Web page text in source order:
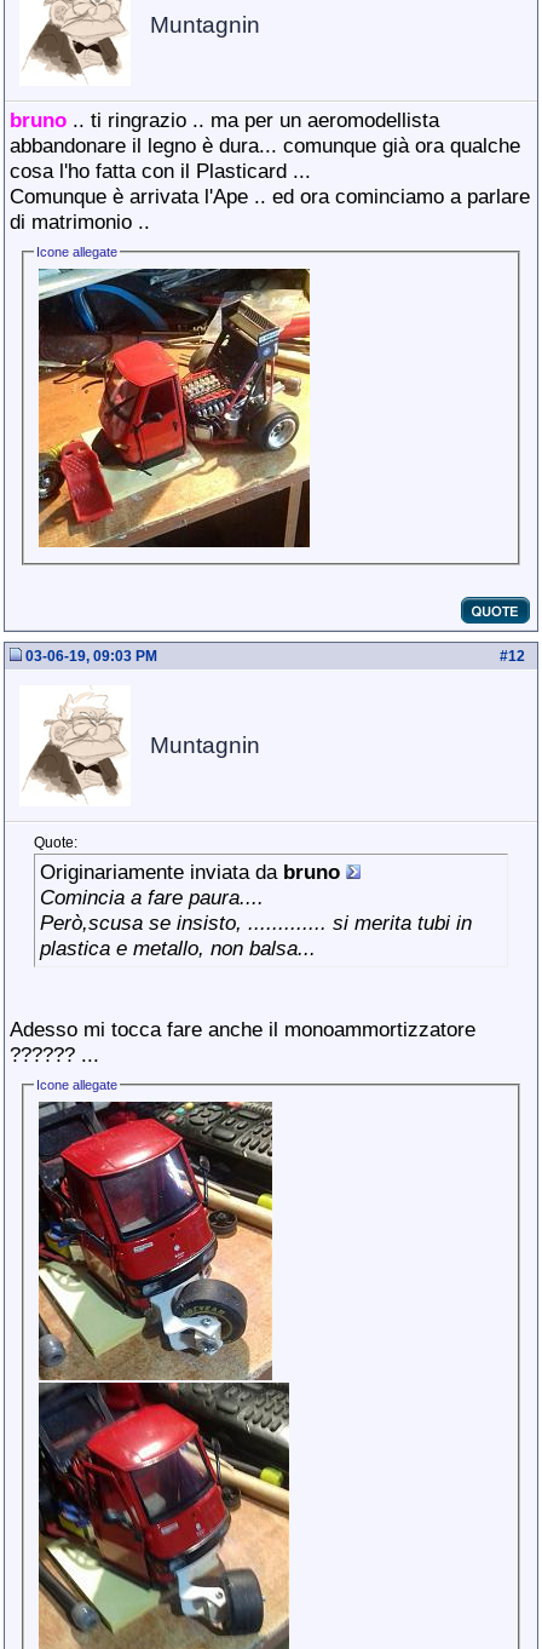
Muntagnin
bruno .. ti ringrazio .. ma per un aeromodellista
abbandonare il legno è dura... comunque già ora qualche
cosa l'ho fatta con il Plasticard ...
Comunque è arrivata l'Ape .. ed ora cominciamo a parlare
di matrimonio ..
Icone allegate
#12
03-06-19, 09:03 PM
Muntagnin
Quote:
Originariamente inviata da bruno
Comincia a fare paura....
Però,scusa se insisto, ............. si merita tubi in
plastica e metallo, non balsa...
Adesso mi tocca fare anche il monoammortizzatore
?????? ...
Icone allegate